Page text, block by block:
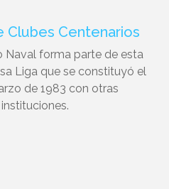
Clubes Centenarios
Naval forma parte de esta
Liga que se constituyó el
de 1983 con otras